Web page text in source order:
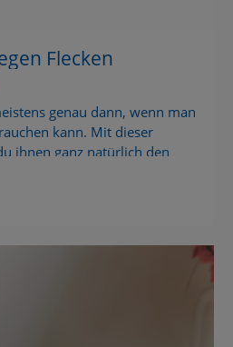
Flecken
genau dann, wenn man
kann. Mit dieser
ihnen ganz natürlich den
Hausmittel zum
[…]